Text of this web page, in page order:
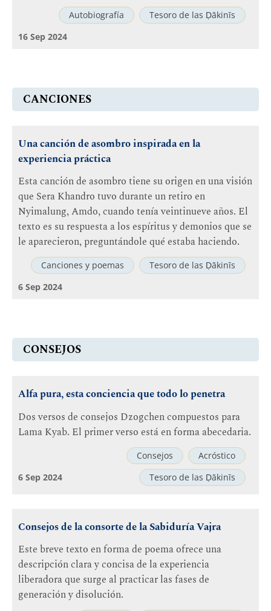
Autobiografía
Tesoro de las Ḍākinīs
16 Sep 2024
CANCIONES
Una canción de asombro inspirada en la
experiencia práctica
Esta canción de asombro tiene su origen en una visión
que Sera Khandro tuvo durante un retiro en
Nyimalung, Amdo, cuando tenía veintinueve años. El
texto es su respuesta a los espíritus y demonios que se
le aparecieron, preguntándole qué estaba haciendo.
Canciones y poemas
Tesoro de las Ḍākinīs
6 Sep 2024
CONSEJOS
Alfa pura, esta conciencia que todo lo penetra
Dos versos de consejos Dzogchen compuestos para
Lama Kyab. El primer verso está en forma abecedaria.
Consejos
Acróstico
Tesoro de las Ḍākinīs
6 Sep 2024
Consejos de la consorte de la Sabiduría Vajra
Este breve texto en forma de poema ofrece una
descripción clara y concisa de la experiencia
liberadora que surge al practicar las fases de
generación y disolución.